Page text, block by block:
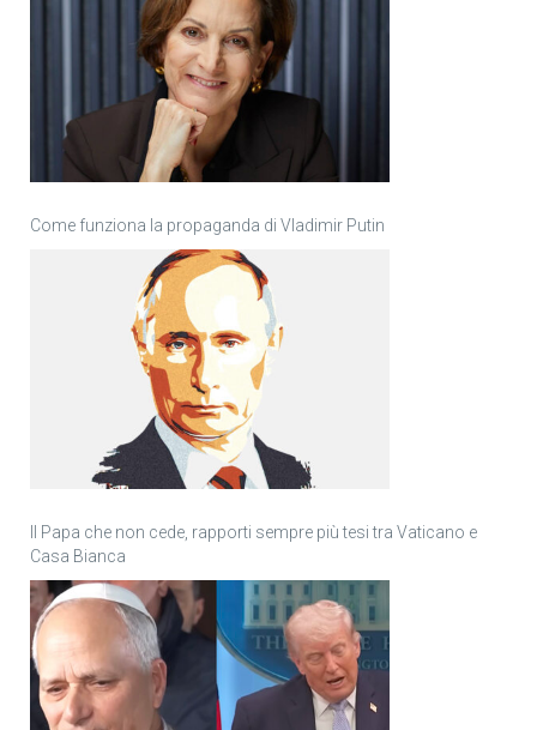
Come funziona la propaganda di Vladimir Putin
Il Papa che non cede, rapporti sempre più tesi tra Vaticano e
Casa Bianca